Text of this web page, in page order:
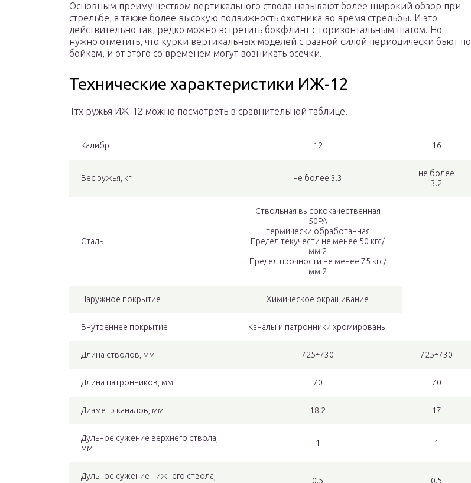
Основным преимуществом вертикального ствола называют более широкий обзор при
стрельбе, а также более высокую подвижность охотника во время стрельбы. И это
действительно так, редко можно встретить бокфлинт с горизонтальным шатом. Но
нужно отметить, что курки вертикальных моделей с разной силой периодически бьют по
бойкам, и от этого со временем могут возникать осечки.
Технические характеристики ИЖ-12
Ттх ружья ИЖ-12 можно посмотреть в сравнительной таблице.
Калибр 12 16
Вес ружья, кг не более 3.3
не более
3.2
Сталь
Ствольная высококачественная
50PA
термически обработанная
Предел текучести не менее 50 кгс/
мм 2
Предел прочности не менее 75 кгс/
мм 2
Наружное покрытие Химическое окрашивание
Внутреннее покрытие Каналы и патронники хромированы
Длина стволов, мм 725÷730 725÷730
Длина патронников, мм 70 70
Диаметр каналов, мм 18.2 17
Дульное сужение верхнего ствола,
мм
1 1
Дульное сужение нижнего ствола,
0.5 0.5